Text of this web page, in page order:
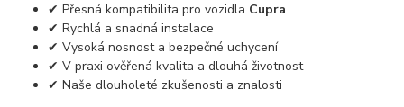
✔ Přesná kompatibilita pro vozidla Cupra
✔ Rychlá a snadná instalace
✔ Vysoká nosnost a bezpečné uchycení
✔ V praxi ověřená kvalita a dlouhá životnost
✔ Naše dlouholeté zkušenosti a znalosti